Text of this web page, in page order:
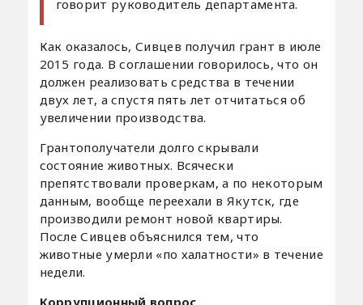
говорит руководитель департамента.
Как оказалось, Сивцев получил грант в июле
2015 года. В соглашении говорилось, что он
должен реализовать средства в течении
двух лет, а спустя пять лет отчитаться об
увеличении производства.
Грантополучатели долго скрывали
состояние животных. Всячески
препятствовали проверкам, а по некоторым
данным, вообще переехали в Якутск, где
производили ремонт новой квартиры.
После Сивцев объяснился тем, что
животные умерли «по халатности» в течение
недели.